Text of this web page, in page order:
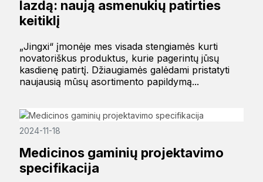
lazdą: naują asmenukių patirties
keitiklį
„Jingxi“ įmonėje mes visada stengiamės kurti
novatoriškus produktus, kurie pagerintų jūsų
kasdienę patirtį. Džiaugiamės galėdami pristatyti
naujausią mūsų asortimento papildymą...
2024-11-18
Medicinos gaminių projektavimo
specifikacija